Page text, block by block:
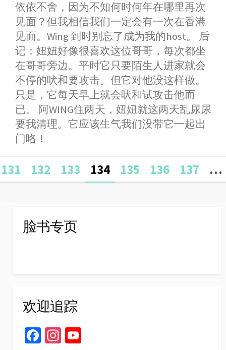
依依不舍，因为不知何时何年在哪里再次
见面？但我相信我们一定会有一次在香港
见面。Wing 到时别忘了成为我的host。 后
记：妞妞好像很喜欢这位哥哥，每次都坐
在哥哥旁边。平时它只要陌生人进家就会
不停的吠和要攻击。但它对他没这样做。
只是，它每天早上就会吠和试攻击他而
已。 阿WING住两天，妞妞就这两天乱尿尿
要我清理。它应该生气我们没带它一起出
门咯！
Posts
131 132 133 134 135 136 137 …
脸书专页
欢迎追踪
Fa In